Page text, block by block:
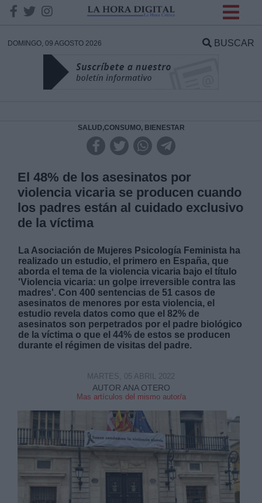
DOMINGO, 09 AGOSTO 2026 BUSCAR
SALUD,CONSUMO, BIENESTAR
El 48% de los asesinatos por
violencia vicaria se producen cuando
los padres están al cuidado exclusivo
de la víctima
La Asociación de Mujeres Psicología Feminista ha
realizado un estudio, el primero en España, que
aborda el tema de la violencia vicaria bajo el título
'Violencia vicaria: un golpe irreversible contra las
madres'. Con 400 sentencias de 51 casos de
asesinatos de menores por esta violencia, el
estudio revela datos como que el 82% de
asesinatos son perpetrados por el padre biológico
de la víctima o que el 44% de estos se producen
durante el régimen de visitas del padre.
AUTOR ANA OTERO
Mas artículos del mismo autor/a
MARTES, 05 ABRIL 2022
DATOS
Responsable:
Legitimación:
Derechos:
link
Información adicional